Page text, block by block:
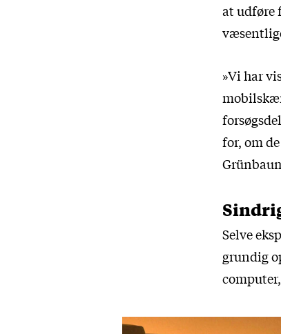
at udføre
»Vi har
for, om
Selve
grundig